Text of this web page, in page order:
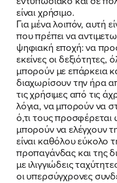
είναι χρήσιμο.
Για μένα λοιπόν, αυτή
που πρέπει να
ψηφιακή εποχή: να
εκείνες οι
μπορούν με επάρκεια
διαχωρίσουν την ήρα
τις χρήσιμες από τις
λόγια, να μπορούν να
ό,τι τους
μπορούν να ελέγχουν
είναι καθόλου εύκολο
προπαγάνδας και της
με ιλιγγιώδεις
οι υπερσύγχρονες